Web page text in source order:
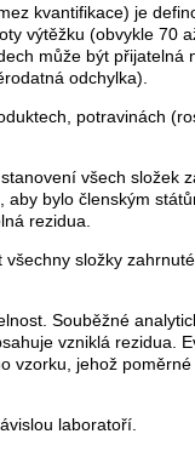
kvantifikace) je
výtěžku (obvykle 70
může být
odchylka).
potravinách
všech složek
bylo členským
rezidua.
složky
Souběžné
vzniklá rezidua.
vzorku, jehož
laboratoří.